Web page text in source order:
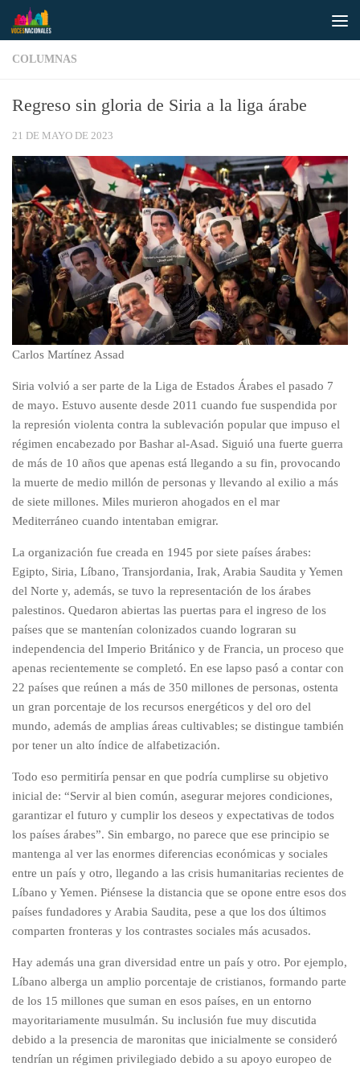
Saltar al contenido
COLUMNAS
Regreso sin gloria de Siria a la liga árabe
21 DE MAYO DE 2023
Carlos Martínez Assad
Siria volvió a ser parte de la Liga de Estados Árabes el pasado 7
de mayo. Estuvo ausente desde 2011 cuando fue suspendida por
la represión violenta contra la sublevación popular que impuso el
régimen encabezado por Bashar al-Asad. Siguió una fuerte guerra
de más de 10 años que apenas está llegando a su fin, provocando
la muerte de medio millón de personas y llevando al exilio a más
de siete millones. Miles murieron ahogados en el mar
Mediterráneo cuando intentaban emigrar.
La organización fue creada en 1945 por siete países árabes:
Egipto, Siria, Líbano, Transjordania, Irak, Arabia Saudita y Yemen
del Norte y, además, se tuvo la representación de los árabes
palestinos. Quedaron abiertas las puertas para el ingreso de los
países que se mantenían colonizados cuando lograran su
independencia del Imperio Británico y de Francia, un proceso que
apenas recientemente se completó. En ese lapso pasó a contar con
22 países que reúnen a más de 350 millones de personas, ostenta
un gran porcentaje de los recursos energéticos y del oro del
mundo, además de amplias áreas cultivables; se distingue también
por tener un alto índice de alfabetización.
Todo eso permitiría pensar en que podría cumplirse su objetivo
inicial de: “Servir al bien común, asegurar mejores condiciones,
garantizar el futuro y cumplir los deseos y expectativas de todos
los países árabes”. Sin embargo, no parece que ese principio se
mantenga al ver las enormes diferencias económicas y sociales
entre un país y otro, llegando a las crisis humanitarias recientes de
Líbano y Yemen. Piénsese la distancia que se opone entre esos dos
países fundadores y Arabia Saudita, pese a que los dos últimos
comparten fronteras y los contrastes sociales más acusados.
Hay además una gran diversidad entre un país y otro. Por ejemplo,
Líbano alberga un amplio porcentaje de cristianos, formando parte
de los 15 millones que suman en esos países, en un entorno
mayoritariamente musulmán. Su inclusión fue muy discutida
debido a la presencia de maronitas que inicialmente se consideró
tendrían un régimen privilegiado debido a su apoyo europeo de